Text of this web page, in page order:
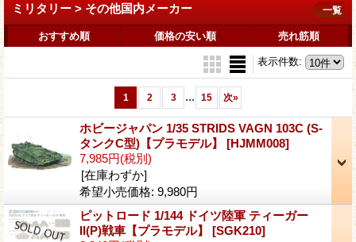
ミリタリー > その他国内メーカー 一覧
おすすめ順 価格の安い順 売れ筋順
表示件数:
1 2 3 ... 15 次»
ホビージャパン 1/35 STRIDS VAGN 103C (S‐
タンクC型)【プラモデル】 [HJMM008]
7,985円(税別)
[在庫わずか]
希望小売価格: 9,980円
ピットロード 1/144 ドイツ陸軍 ティーガー
II(P)戦車【プラモデル】 [SGK210]